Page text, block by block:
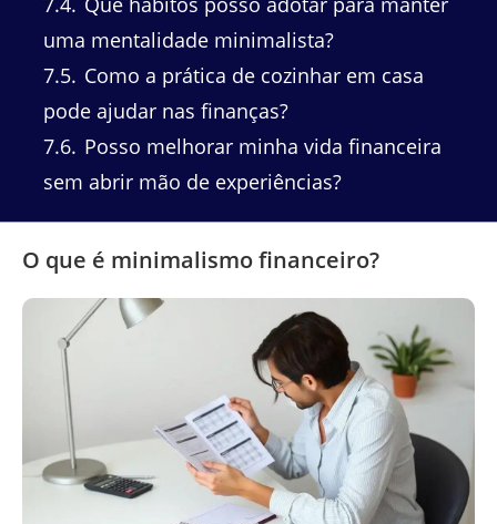
uma mentalidade minimalista?
7.5 Como a prática de cozinhar em casa
pode ajudar nas finanças?
7.6 Posso melhorar minha vida financeira
sem abrir mão de experiências?
O que é minimalismo financeiro?